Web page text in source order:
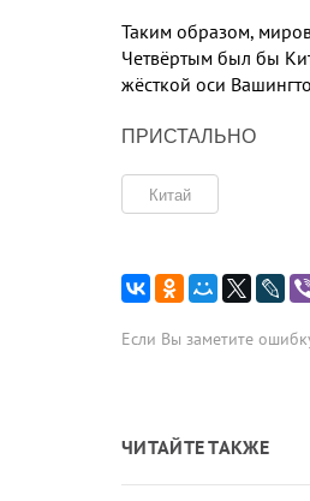
Таким образом,
Четвёртым был бы
жёсткой оси
ПРИСТАЛЬНО
Китай
Если Вы заметите
ЧИТАЙТЕ ТАКЖЕ